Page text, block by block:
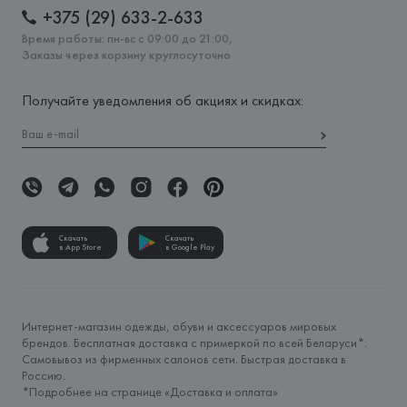
+375 (29) 633-2-633
Время работы: пн-вс с 09:00 до 21:00,
Заказы через корзину круглосуточно
Получайте уведомления об акциях и скидках:
Скачать
в App Store
Скачать
в Google Play
Интернет-магазин одежды, обуви и аксессуаров мировых
брендов. Бесплатная доставка с примеркой по всей Беларуси*.
Самовывоз из фирменных салонов сети. Быстрая доставка в
Россию.
*Подробнее на странице «Доставка и оплата»